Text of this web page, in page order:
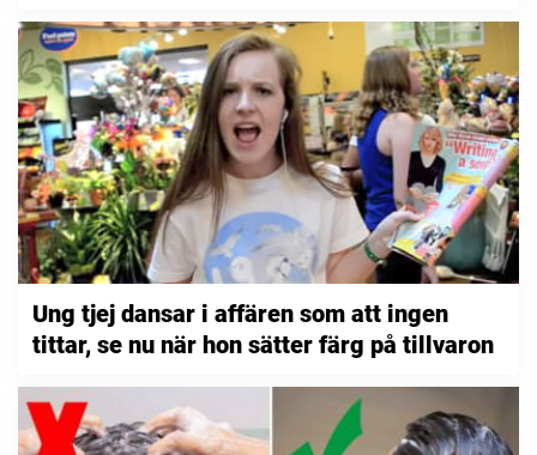
Ung tjej dansar i affären som att ingen
tittar, se nu när hon sätter färg på tillvaron